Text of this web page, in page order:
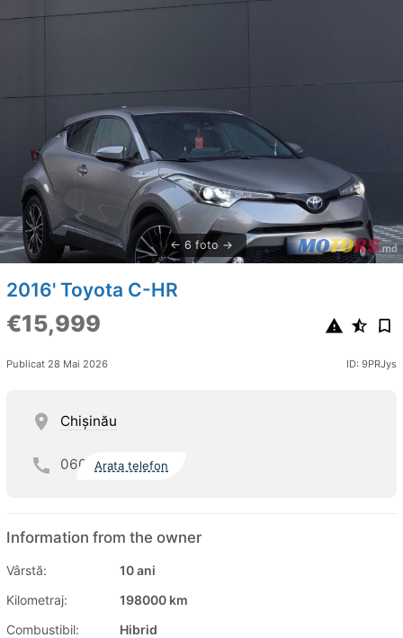
6 foto
2016' Toyota C-HR
€15,999
Publicat 28 Mai 2026 ID: 9PRJys
Chişinău
060 Arata telefon
Information from the owner
Vârstă:
10 ani
Kilometraj:
198000 km
Combustibil:
Hibrid